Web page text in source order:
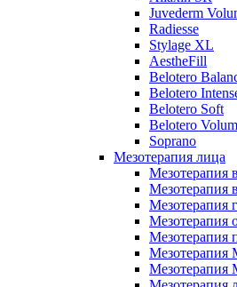
Juvederm
Radiesse
Stylage XL
AestheFill
Belotero
Belotero
Belotero Soft
Belotero
Soprano
Мезотерапия лица
Мезотерапия
Мезотерапия
Мезотерапия
Мезотерапия
Мезотерапия
Мезотерапия
Мезотерапия